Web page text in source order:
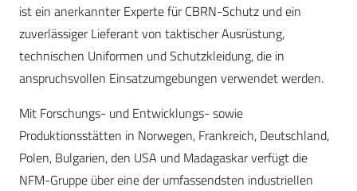
ist ein anerkannter Experte für CBRN-Schutz und ein
zuverlässiger Lieferant von taktischer Ausrüstung,
technischen Uniformen und Schutzkleidung, die in
anspruchsvollen Einsatzumgebungen verwendet werden.
Mit Forschungs- und Entwicklungs- sowie
Produktionsstätten in Norwegen, Frankreich, Deutschland,
Polen, Bulgarien, den USA und Madagaskar verfügt die
NFM-Gruppe über eine der umfassendsten industriellen